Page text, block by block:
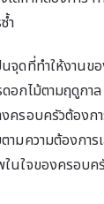
ำ
จุดที่ทำให้งาน
อกไม้ตามฤดูกา
ครอบครัวต้อง
ามความต้องกา
นใจของครอบค